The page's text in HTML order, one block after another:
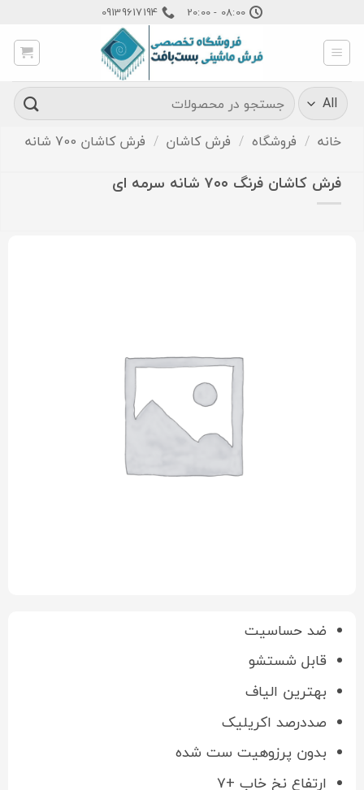
content
08:00 - 20:00
09139617194
جستجو
برای:
خانه / فروشگاه / فرش کاشان / فرش کاشان 700 شانه
فرش کاشان فرنگ ۷۰۰ شانه سرمه ای
ضد حساسیت
قابل شستشو
بهترین الیاف
صددرصد اکریلیک
بدون پرزوهیت ست شده
ارتفاع نخ خاب +۷